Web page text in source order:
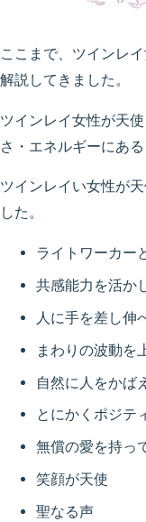
ここまで、ツインレ
解説してきました。
ツインレイ女性が天
さ・エネルギーにある
ツインレイい女性が
した。
ライトワーカー
共感能力を活か
人に手を差し伸
まわりの波動を
自然に人をかば
とにかくポジテ
無償の愛を持っ
笑顔が天使
聖なる声